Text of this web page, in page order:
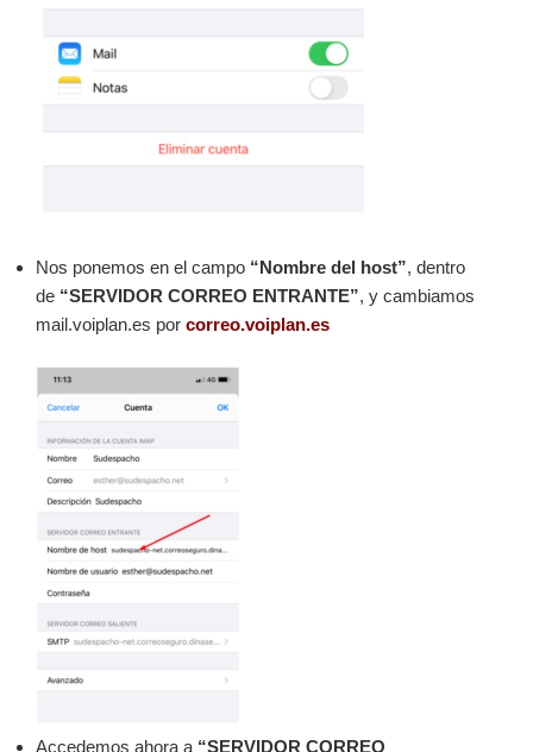
Nos ponemos en el campo “Nombre del host”, dentro
de “SERVIDOR CORREO ENTRANTE”, y cambiamos
mail.voiplan.es por correo.voiplan.es
Accedemos ahora a “SERVIDOR CORREO